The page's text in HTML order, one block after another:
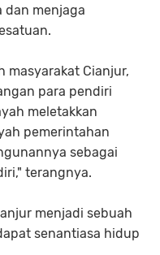
dan menjaga
masyarakat Cianjur,
para pendiri
meletakkan
pemerintahan
sebagai
terangnya.
menjadi sebuah
senantiasa hidup